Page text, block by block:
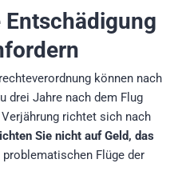
können nach
drei Jahre nach dem Flug
richtet sich nach
Sie nicht auf Geld, das
problematischen Flüge der